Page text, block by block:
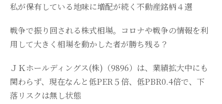
私が保有している地味に増配が続く不動産銘柄４選
戦争で振り回される株式相場。コロナや戦争の情報を利
用して大きく相場を動かした者が勝ち残る？
ＪＫホールディングス(株)（9896）は、業績拡大中にも
関わらず、現在なんと低PER５倍、低PBR0.4倍で、下
落リスクは無し状態